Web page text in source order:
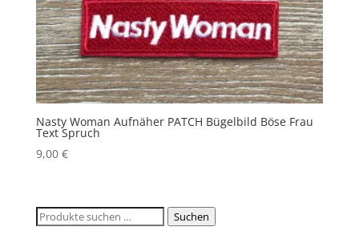
Nasty Woman Aufnäher PATCH Bügelbild Böse Frau
Text Spruch
9,00 €
Suchen
Suchen